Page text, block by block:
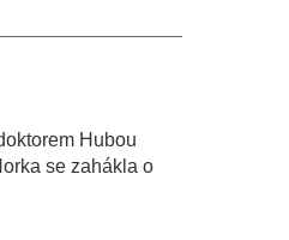
Hubou
se zahákla o